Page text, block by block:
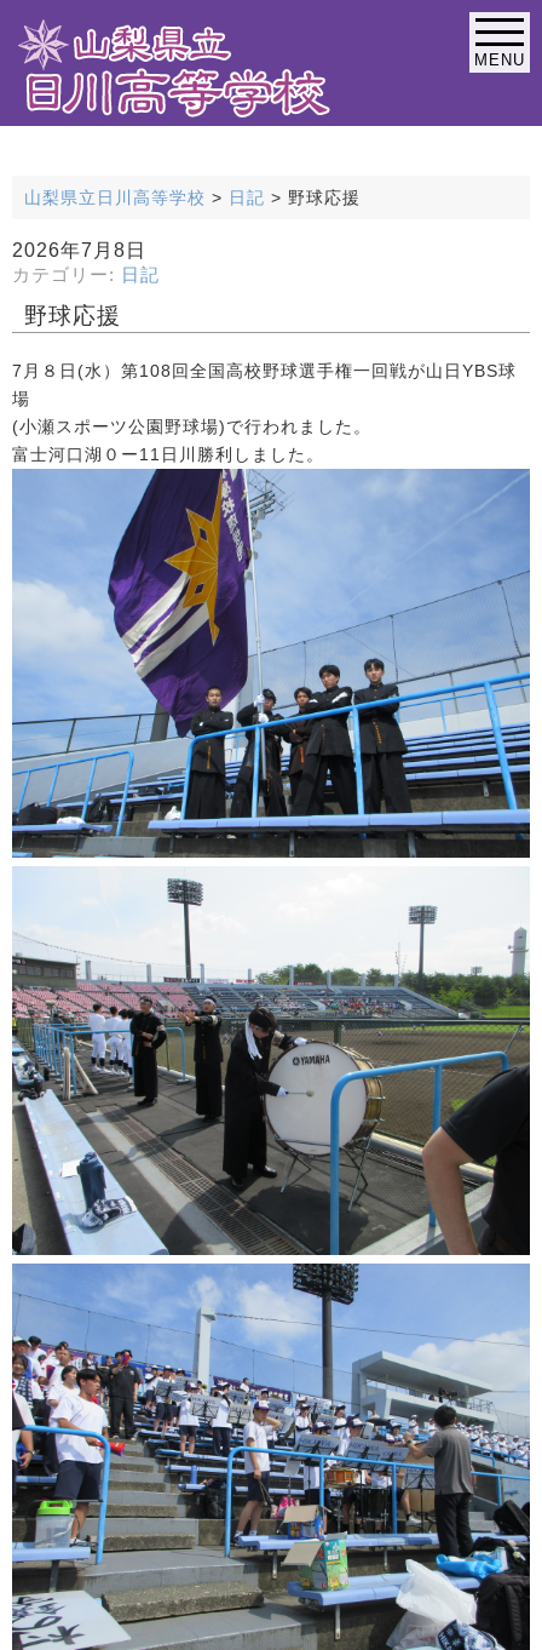
MENU
山梨県立日川高等学校 > 日記 > 野球応援
2026年7月8日
カテゴリー: 日記
野球応援
7月８日(水）第108回全国高校野球選手権一回戦が山日YBS球
場
(小瀬スポーツ公園野球場)で行われました。
富士河口湖０ー11日川勝利しました。